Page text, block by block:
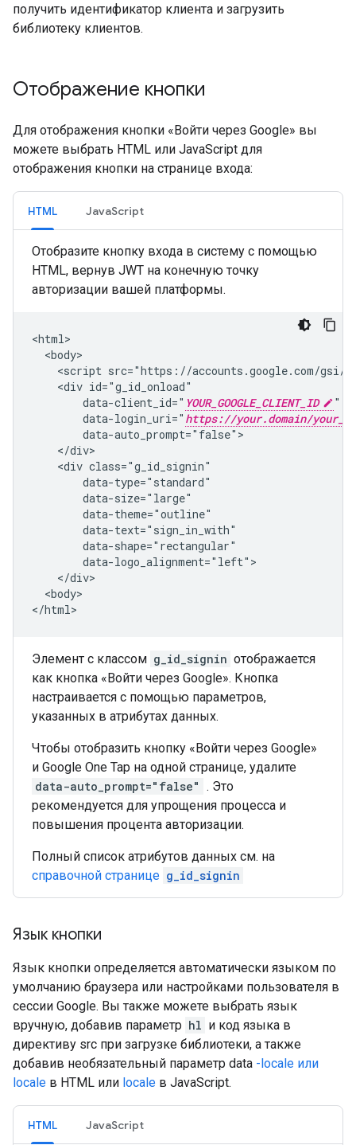
получить идентификатор клиента и загрузить
библиотеку клиентов.
Отображение кнопки
Для отображения кнопки «Войти через Google» вы
можете выбрать HTML или JavaScript для
отображения кнопки на странице входа:
HTML JavaScript
Отобразите кнопку входа в систему с помощью
HTML, вернув JWT на конечную точку
авторизации вашей платформы.
<html>
  <body>
<script src="https://accounts.google.com/gsi/
    <div id="g_id_onload"
        data-client_id="
YOUR_GOOGLE_CLIENT_ID
"
        data-login_uri="
https://your.domain/
        data-auto_prompt="false">
    </div>
    <div class="g_id_signin"
        data-type="standard"
        data-size="large"
        data-theme="outline"
        data-text="sign_in_with"
        data-shape="rectangular"
        data-logo_alignment="left">
    </div>
  <body>
Элемент с классом g_id_signin отображается
как кнопка «Войти через Google». Кнопка
настраивается с помощью параметров,
указанных в атрибутах данных.
Чтобы отобразить кнопку «Войти через Google»
и Google One Tap на одной странице, удалите
data-auto_prompt="false" . Это
рекомендуется для упрощения процесса и
повышения процента авторизации.
Полный список атрибутов данных см. на
справочной странице g_id_signin
Язык кнопки
Язык кнопки определяется автоматически языком по
умолчанию браузера или настройками пользователя в
сессии Google. Вы также можете выбрать язык
вручную, добавив параметр hl и код языка в
директиву src при загрузке библиотеки, а также
добавив необязательный параметр data -locale или
locale в HTML или locale в JavaScript.
HTML JavaScript